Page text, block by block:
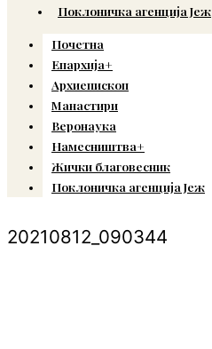
Поклоничка агенција Јеж
Почетна
Епархија+
Архиепископ
Манастири
Веронаука
Намесништва+
Жички благовесник
Поклоничка агенција Јеж
20210812_090344